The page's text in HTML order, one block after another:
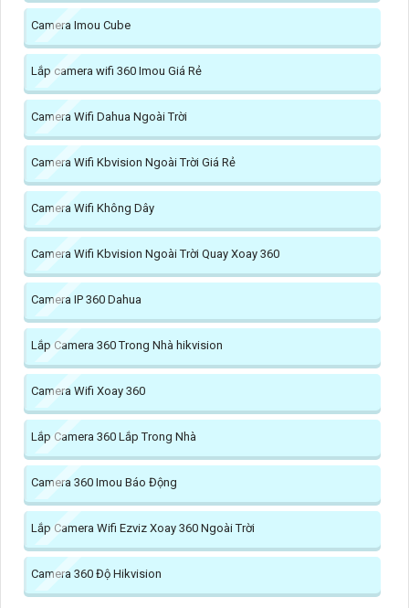
Camera Imou Cube
Lắp camera wifi 360 Imou Giá Rẻ
Camera Wifi Dahua Ngoài Trời
Camera Wifi Kbvision Ngoài Trời Giá Rẻ
Camera Wifi Không Dây
Camera Wifi Kbvision Ngoài Trời Quay Xoay 360
Camera IP 360 Dahua
Lắp Camera 360 Trong Nhà hikvision
Camera Wifi Xoay 360
Lắp Camera 360 Lắp Trong Nhà
Camera 360 Imou Báo Động
Lắp Camera Wifi Ezviz Xoay 360 Ngoài Trời
Camera 360 Độ Hikvision